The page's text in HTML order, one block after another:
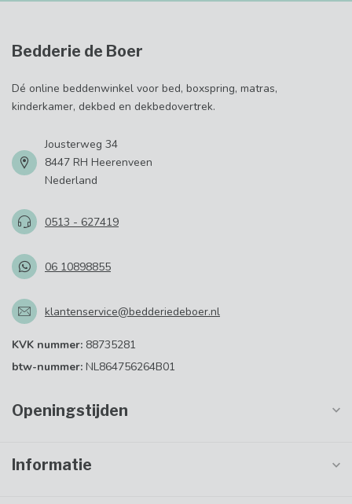
Bedderie de Boer
Dé online beddenwinkel voor bed, boxspring, matras,
kinderkamer, dekbed en dekbedovertrek.
Jousterweg 34
8447 RH Heerenveen
Nederland
0513 - 627419
06 10898855
klantenservice@bedderiedeboer.nl
KVK nummer: 88735281
btw-nummer: NL864756264B01
Openingstijden
Informatie